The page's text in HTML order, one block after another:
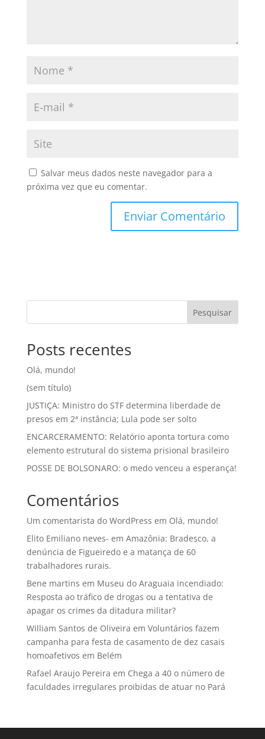
Salvar meus dados neste navegador para a
próxima vez que eu comentar.
Pesquisar
Posts recentes
Olá, mundo!
(sem título)
JUSTIÇA: Ministro do STF determina liberdade de
presos em 2ª instância; Lula pode ser solto
ENCARCERAMENTO: Relatório aponta tortura como
elemento estrutural do sistema prisional brasileiro
POSSE DE BOLSONARO: o medo venceu a esperança!
Comentários
Um comentarista do WordPress em Olá, mundo!
Elito Emiliano neves- em Amazônia: Bradesco, a
denúncia de Figueiredo e a matança de 60
trabalhadores rurais.
Bene martins em Museu do Araguaia incendiado:
Resposta ao tráfico de drogas ou a tentativa de
apagar os crimes da ditadura militar?
William Santos de Oliveira em Voluntários fazem
campanha para festa de casamento de dez casais
homoafetivos em Belém
Rafael Araujo Pereira em Chega a 40 o número de
faculdades irregulares proibidas de atuar no Pará